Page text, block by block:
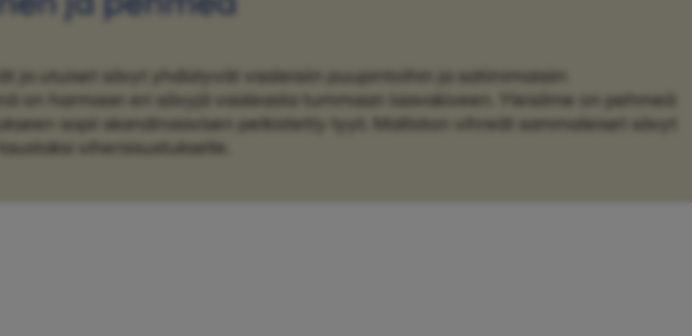
ja utuiset sävyt yhdistyvät vaaleisiin puupintoihin ja satiinimaisiin
on harmaan eri sävyjä vaaleasta tummaan laavakiveen. Yleisilme on pehmeä
sopii skandinaavisen pelkistetty tyyli. Malliston vihreät sammaleiset sävyt
vihersisustukselle.